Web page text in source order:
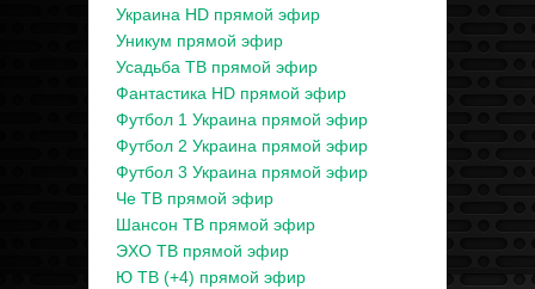
Украина HD прямой эфир
Уникум прямой эфир
Усадьба ТВ прямой эфир
Фантастика HD прямой эфир
Футбол 1 Украина прямой эфир
Футбол 2 Украина прямой эфир
Футбол 3 Украина прямой эфир
Че ТВ прямой эфир
Шансон ТВ прямой эфир
ЭХО ТВ прямой эфир
Ю ТВ (+4) прямой эфир